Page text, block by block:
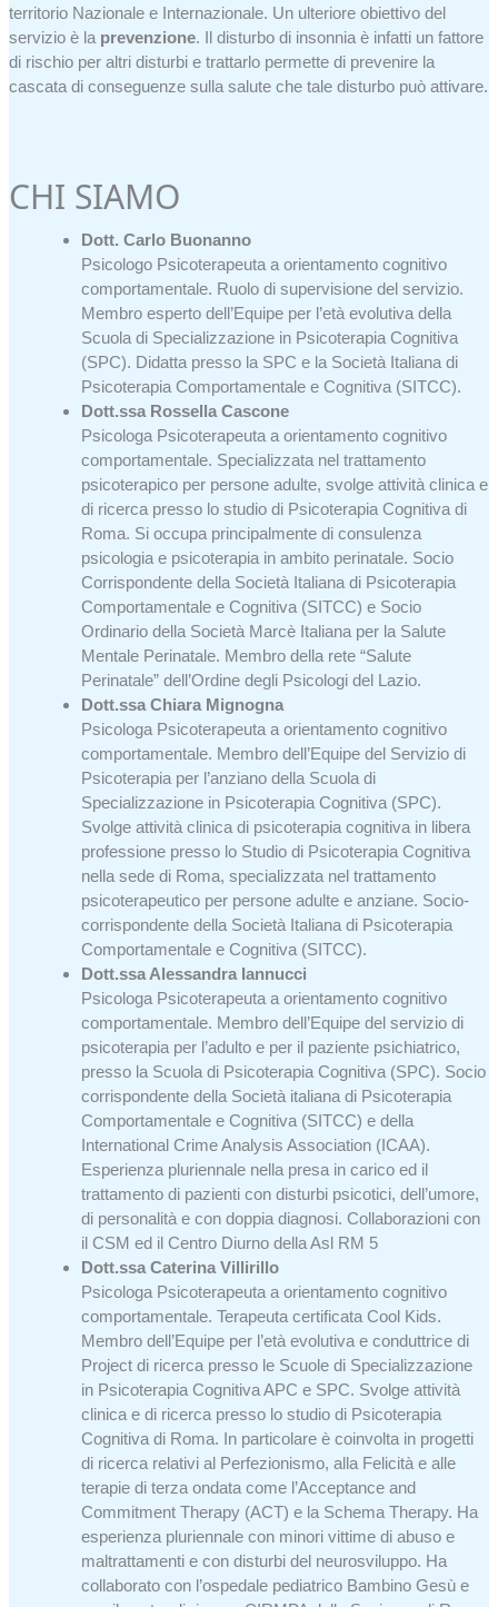
territorio Nazionale e Internazionale. Un ulteriore obiettivo del
servizio è la prevenzione. Il disturbo di insonnia è infatti un fattore
di rischio per altri disturbi e trattarlo permette di prevenire la
cascata di conseguenze sulla salute che tale disturbo può attivare.
CHI SIAMO
Dott. Carlo Buonanno
Psicologo Psicoterapeuta a orientamento cognitivo
comportamentale. Ruolo di supervisione del servizio.
Membro esperto dell’Equipe per l’età evolutiva della
Scuola di Specializzazione in Psicoterapia Cognitiva
(SPC). Didatta presso la SPC e la Società Italiana di
Psicoterapia Comportamentale e Cognitiva (SITCC).
Dott.ssa Rossella Cascone
Psicologa Psicoterapeuta a orientamento cognitivo
comportamentale. Specializzata nel trattamento
psicoterapico per persone adulte, svolge attività clinica e
di ricerca presso lo studio di Psicoterapia Cognitiva di
Roma. Si occupa principalmente di consulenza
psicologia e psicoterapia in ambito perinatale. Socio
Corrispondente della Società Italiana di Psicoterapia
Comportamentale e Cognitiva (SITCC) e Socio
Ordinario della Società Marcè Italiana per la Salute
Mentale Perinatale. Membro della rete “Salute
Perinatale” dell’Ordine degli Psicologi del Lazio.
Dott.ssa Chiara Mignogna
Psicologa Psicoterapeuta a orientamento cognitivo
comportamentale. Membro dell’Equipe del Servizio di
Psicoterapia per l’anziano della Scuola di
Specializzazione in Psicoterapia Cognitiva (SPC).
Svolge attività clinica di psicoterapia cognitiva in libera
professione presso lo Studio di Psicoterapia Cognitiva
nella sede di Roma, specializzata nel trattamento
psicoterapeutico per persone adulte e anziane. Socio-
corrispondente della Società Italiana di Psicoterapia
Comportamentale e Cognitiva (SITCC).
Dott.ssa Alessandra Iannucci
Psicologa Psicoterapeuta a orientamento cognitivo
comportamentale. Membro dell’Equipe del servizio di
psicoterapia per l’adulto e per il paziente psichiatrico,
presso la Scuola di Psicoterapia Cognitiva (SPC). Socio
corrispondente della Società italiana di Psicoterapia
Comportamentale e Cognitiva (SITCC) e della
International Crime Analysis Association (ICAA).
Esperienza pluriennale nella presa in carico ed il
trattamento di pazienti con disturbi psicotici, dell’umore,
di personalità e con doppia diagnosi. Collaborazioni con
il CSM ed il Centro Diurno della Asl RM 5
Dott.ssa Caterina Villirillo
Psicologa Psicoterapeuta a orientamento cognitivo
comportamentale. Terapeuta certificata Cool Kids.
Membro dell’Equipe per l’età evolutiva e conduttrice di
Project di ricerca presso le Scuole di Specializzazione
in Psicoterapia Cognitiva APC e SPC. Svolge attività
clinica e di ricerca presso lo studio di Psicoterapia
Cognitiva di Roma. In particolare è coinvolta in progetti
di ricerca relativi al Perfezionismo, alla Felicità e alle
terapie di terza ondata come l’Acceptance and
Commitment Therapy (ACT) e la Schema Therapy. Ha
esperienza pluriennale con minori vittime di abuso e
maltrattamenti e con disturbi del neurosviluppo. Ha
collaborato con l’ospedale pediatrico Bambino Gesù e